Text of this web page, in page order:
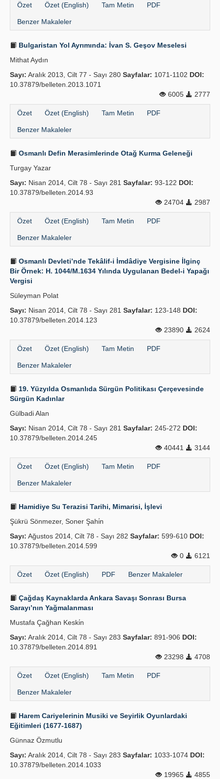
Özet Özet (English) Tam Metin PDF
Benzer Makaleler
Bulgaristan Yol Ayrımında: İvan S. Geşov Mese­lesi
Mithat Aydın
Sayı: Aralık 2013, Cilt 77 - Sayı 280 Sayfalar: 1071-1102 DOI:
10.37879/belleten.2013.1071
6005
2777
Özet Özet (English) Tam Metin PDF
Benzer Makaleler
Osmanlı Defin Merasimlerinde Otağ Kurma Geleneği
Turgay Yazar
Sayı: Nisan 2014, Cilt 78 - Sayı 281 Sayfalar: 93-122 DOI:
10.37879/belleten.2014.93
24704
2987
Özet Özet (English) Tam Metin PDF
Benzer Makaleler
Osmanlı Devleti’nde Tekâlif-i İmdâdiye Vergisine İlginç
Bir Örnek: H. 1044/M.1634 Yılında Uygulanan Bedel-i Yapağı
Vergisi
Süleyman Polat
Sayı: Nisan 2014, Cilt 78 - Sayı 281 Sayfalar: 123-148 DOI:
10.37879/belleten.2014.123
23890
2624
Özet Özet (English) Tam Metin PDF
Benzer Makaleler
19. Yüzyılda Osmanlıda Sürgün Politikası Çerçevesinde
Sürgün Kadınlar
Gülbadi Alan
Sayı: Nisan 2014, Cilt 78 - Sayı 281 Sayfalar: 245-272 DOI:
10.37879/belleten.2014.245
40441
3144
Özet Özet (English) Tam Metin PDF
Benzer Makaleler
Hamidiye Su Terazisi Tarihi, Mimarisi, İşlevi
Şükrü Sönmezer, Soner Şahi̇n
Sayı: Ağustos 2014, Cilt 78 - Sayı 282 Sayfalar: 599-610 DOI:
10.37879/belleten.2014.599
0
6121
Özet Özet (English) PDF Benzer Makaleler
Çağdaş Kaynaklarda Ankara Savaşı Sonrası Bursa
Sarayı’nın Yağmalanması
Mustafa Çağhan Keski̇n
Sayı: Aralık 2014, Cilt 78 - Sayı 283 Sayfalar: 891-906 DOI:
10.37879/belleten.2014.891
23298
4708
Özet Özet (English) Tam Metin PDF
Benzer Makaleler
Harem Cariyelerinin Musiki ve Seyirlik Oyunlardaki
Eğitimleri (1677-1687)
Günnaz Özmutlu
Sayı: Aralık 2014, Cilt 78 - Sayı 283 Sayfalar: 1033-1074 DOI:
10.37879/belleten.2014.1033
19965
4855